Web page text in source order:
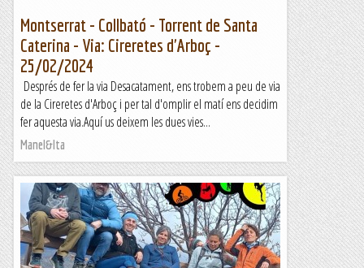
Montserrat - Collbató - Torrent de Santa
Caterina - Via: Cireretes d'Arboç -
25/02/2024
Després de fer la via Desacatament, ens trobem a peu de via
de la Cireretes d'Arboç i per tal d'omplir el matí ens decidim
fer aquesta via.Aquí us deixem les dues vies...
Manel&Ita